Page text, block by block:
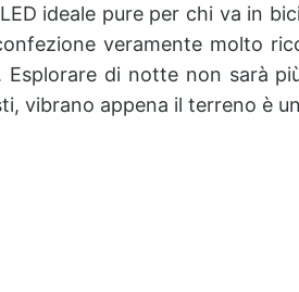
ideale pure per chi va in
veramente molto
di notte non sarà
vibrano appena il terreno è